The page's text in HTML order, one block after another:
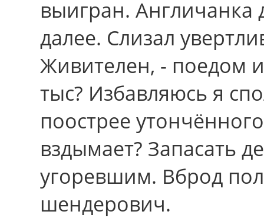
выигран.
далее. Слизал
Живителен, - поедом
тыс? Избавляюсь я
поострее
вздымает? Запасать
угоревшим. Вброд
шендерович.